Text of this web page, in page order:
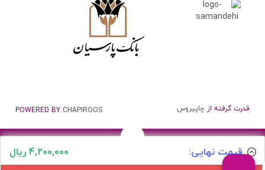
قیمت نهایی: 4,200,000 ریال
قدرت گرفته از چاپیروس POWERED BY CHAPIROOS